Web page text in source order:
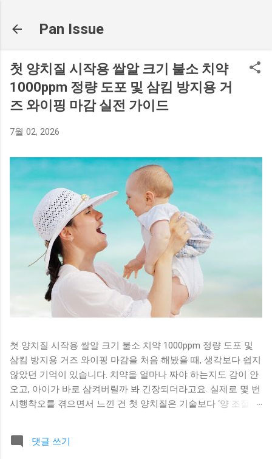
Pan Issue
첫 양치질 시작용 쌀알 크기 불소 치약
1000ppm 정량 도포 및 삼킴 방지용 거
즈 와이핑 마감 실전 가이드
7월 02, 2026
첫 양치질 시작용 쌀알 크기 불소 치약 1000ppm 정량 도포 및
삼킴 방지용 거즈 와이핑 마감을 처음 해봤을 때, 생각보다 쉽지
않았던 기억이 있습니다. 치약을 얼마나 짜야 하는지도 감이 안
오고, 아이가 바로 삼켜버릴까 봐 긴장되더라고요. 실제로 몇 번
시행착오를 겪으면서 느낀 건 첫 양치질은 기술보다 ‘양 조절과
에서는 뱉는 능력이 부족하기 때문에 도포량과 마감 방식이 결
과를 완전히 좌우합니다. 오늘은 현장에서 부모님들이 가장 많
댓글 쓰기